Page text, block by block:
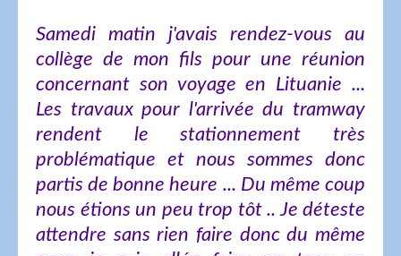
Samedi matin j'avais rendez-vous au
collège de mon fils pour une réunion
concernant son voyage en Lituanie ...
Les travaux pour l'arrivée du tramway
rendent le stationnement très
problématique et nous sommes donc
partis de bonne heure ... Du même coup
nous étions un peu trop tôt .. Je déteste
attendre sans rien faire donc du même